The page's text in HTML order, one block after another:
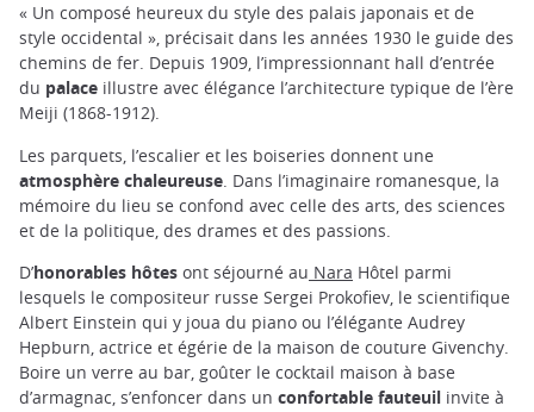
« Un composé heureux du style des palais japonais et de
style occidental », précisait dans les années 1930 le guide des
chemins de fer. Depuis 1909, l’impressionnant hall d’entrée
du palace illustre avec élégance l’architecture typique de l’ère
Meiji (1868-1912).
Les parquets, l’escalier et les boiseries donnent une
atmosphère chaleureuse . Dans l’imaginaire romanesque, la
mémoire du lieu se confond avec celle des arts, des sciences
et de la politique, des drames et des passions.
D’honorables hôtes ont séjourné au Nara Hôtel parmi
lesquels le compositeur russe Sergei Prokofiev, le scientifique
Albert Einstein qui y joua du piano ou l’élégante Audrey
Hepburn, actrice et égérie de la maison de couture Givenchy.
Boire un verre au bar, goûter le cocktail maison à base
d’armagnac, s’enfoncer dans un confortable fauteuil invite à